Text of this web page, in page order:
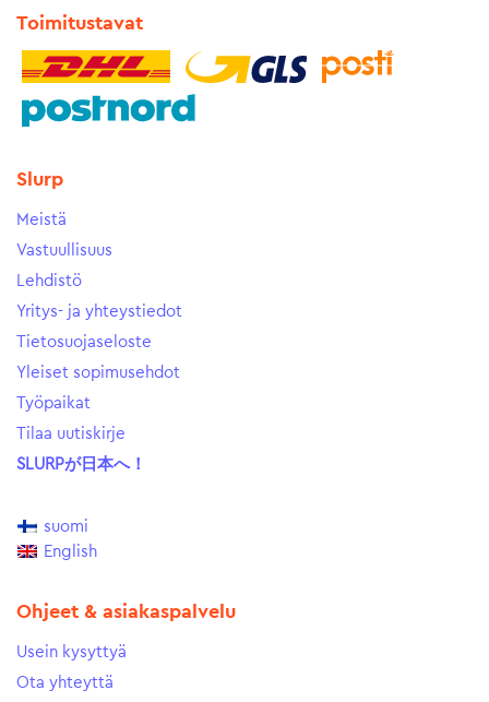
Toimitustavat
Slurp
Meistä
Vastuullisuus
Lehdistö
Yritys- ja yhteystiedot
Tietosuojaseloste
Yleiset sopimusehdot
Työpaikat
Tilaa uutiskirje
SLURPが日本へ！
suomi
English
Ohjeet & asiakaspalvelu
Usein kysyttyä
Ota yhteyttä